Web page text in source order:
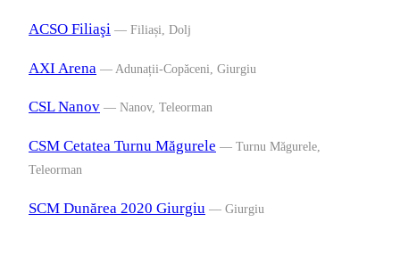
ACSO Filiaşi — Filiași, Dolj
AXI Arena — Adunații-Copăceni, Giurgiu
CSL Nanov — Nanov, Teleorman
CSM Cetatea Turnu Măgurele — Turnu Măgurele,
Teleorman
SCM Dunărea 2020 Giurgiu — Giurgiu